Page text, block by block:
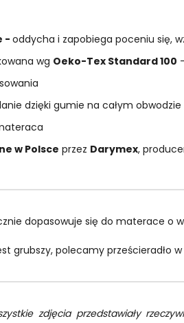
-oddycha i zapobiega poceniu się,
wg Oeko-Tex Standard 100
dzięki gumie na całym obwodzie
w Polsce przez Darymex,
dopasowuje się do materace o
grubszy, polecamy prześcieradło
zdjęcia przedstawiały